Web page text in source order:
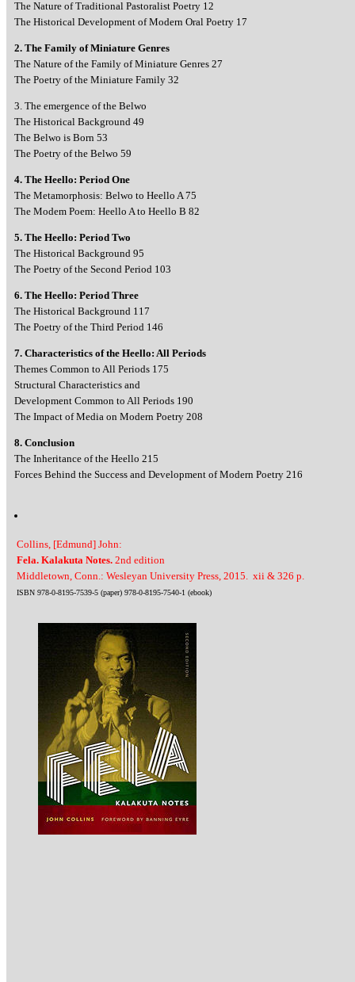
The Nature of Traditional Pastoralist Poetry 12
The Historical Development of Modern Oral Poetry 17
2. The Family of Miniature Genres
The Nature of the Family of Miniature Genres 27
The Poetry of the Miniature Family 32
3. The emergence of the Belwo
The Historical Background 49
The Belwo is Born 53
The Poetry of the Belwo 59
4. The Heello: Period One
The Metamorphosis: Belwo to Heello A 75
The Modem Poem: Heello A to Heello B 82
5. The Heello: Period Two
The Historical Background 95
The Poetry of the Second Period 103
6. The Heello: Period Three
The Historical Background 117
The Poetry of the Third Period 146
7. Characteristics of the Heello: All Periods
Themes Common to All Periods 175
Structural Characteristics and
Development Common to All Periods 190
The Impact of Media on Modern Poetry 208
8. Conclusion
The Inheritance of the Heello 215
Forces Behind the Success and Development of Modern Poetry 216
Collins, [Edmund] John:
Fela. Kalakuta Notes.2nd edition
Middletown, Conn.: Wesleyan University Press, 2015. xii & 326 p.
ISBN 978-0-8195-7539-5 (paper) 978-0-8195-7540-1 (ebook)